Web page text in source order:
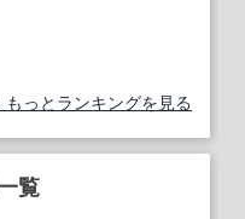
もっとランキングを見る
覧